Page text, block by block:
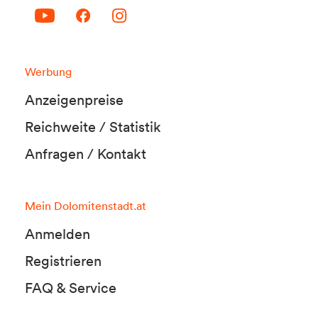
Werbung
Anzeigenpreise
Reichweite / Statistik
Anfragen / Kontakt
Mein Dolomitenstadt.at
Anmelden
Registrieren
FAQ & Service